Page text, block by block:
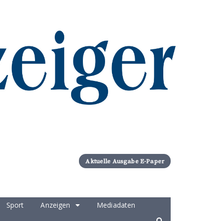
Aktuelle Ausgabe E-Paper
Sport Anzeigen
Mediadaten